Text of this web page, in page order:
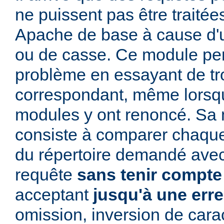
ne puissent pas être
Apache de base à cause
ou de casse. Ce module
problème en essayant de
correspondant, même
modules y ont renoncé. Sa
consiste à comparer
du répertoire demandé
requête sans tenir
acceptant jusqu'à une
omission, inversion de